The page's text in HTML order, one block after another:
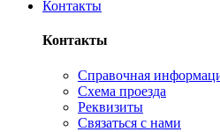
Контакты
Контакты
Справочная
Схема проезда
Реквизиты
Связаться с нами